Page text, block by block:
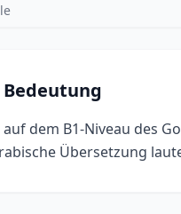
dem B1-Niveau des